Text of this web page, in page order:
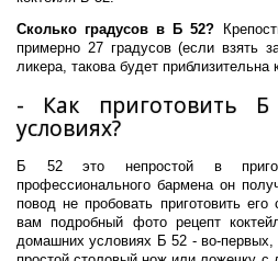
Сколько градусов в Б 52?
примерно 27 градусов (если взять
ликера, такова будет приблизительна
- Как приготовить
условиях?
Б 52 это непростой в
профессионального бармена он
повод не пробовать приготовить
вам подробный фото рецепт
домашних условиях Б 52 - во-